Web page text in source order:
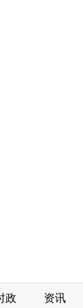
政 资讯